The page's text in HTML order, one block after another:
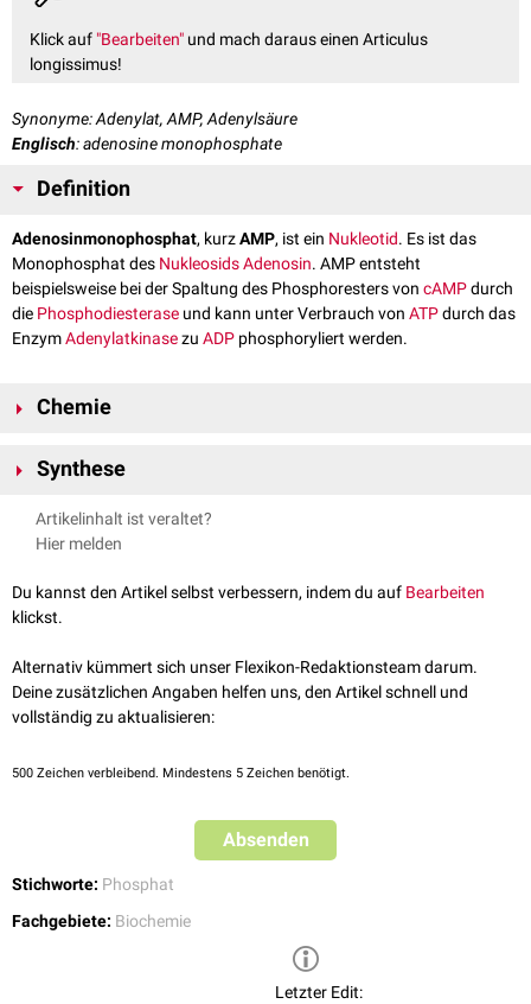
Klick auf "Bearbeiten" und mach daraus einen Articulus
longissimus!
Synonyme: Adenylat, AMP, Adenylsäure
Englisch: adenosine monophosphate
Definition
Adenosinmonophosphat, kurzAMP, ist ein Nukleotid. Es ist das
Monophosphat des NukleosidsAdenosin. AMP entsteht
beispielsweise bei der Spaltung des Phosphoresters von cAMPdurch
die Phosphodiesterase und kann unter Verbrauch von ATPdurch das
EnzymAdenylatkinasezu ADP phosphoryliert werden.
Chemie
molare Massevon 347,2 g/
Bindungan diePentoseRibose
des Zuckermoleküls ist ein
Synthese
Das entstehende
Adenylosuccinat
(Adenylbernsteinsäure) wird durch die
Adenylosuccinat-Lyase
und AMP gespalten.
Artikelinhalt ist veraltet?
Hier melden
Du kannst den Artikel selbst verbessern, indem du auf Bearbeiten
klickst.
Alternativ kümmert sich unser Flexikon-Redaktionsteam darum.
Deine zusätzlichen Angaben helfen uns, den Artikel schnell und
vollständig zu aktualisieren:
500 Zeichen verbleibend. Mindestens 5 Zeichen benötigt.
Absenden
Stichworte: Phosphat
Fachgebiete: Biochemie
Letzter Edit: